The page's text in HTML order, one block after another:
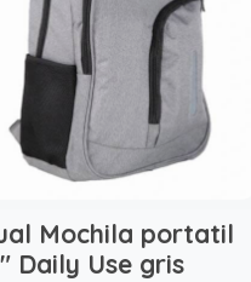
Mochila portatil
Daily Use gris